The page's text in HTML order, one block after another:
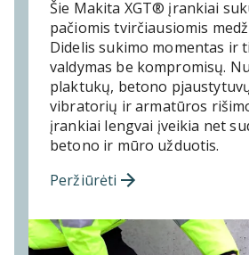
Šie Makita XGT® įrankiai
pačiomis tvirčiausiomis
Didelis sukimo momentas ir
valdymas be kompromisų.
plaktukų, betono
vibratorių ir armatūros
įrankiai lengvai įveikia net
betono ir mūro užduotis.
Peržiūrėti